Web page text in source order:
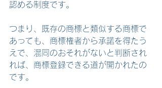
認める制度です。
つまり、既存の商標と類似する商標で
あっても、商標権者から承諾を得たう
えで、混同のおそれがないと判断され
れば、商標登録できる道が開かれたの
です。